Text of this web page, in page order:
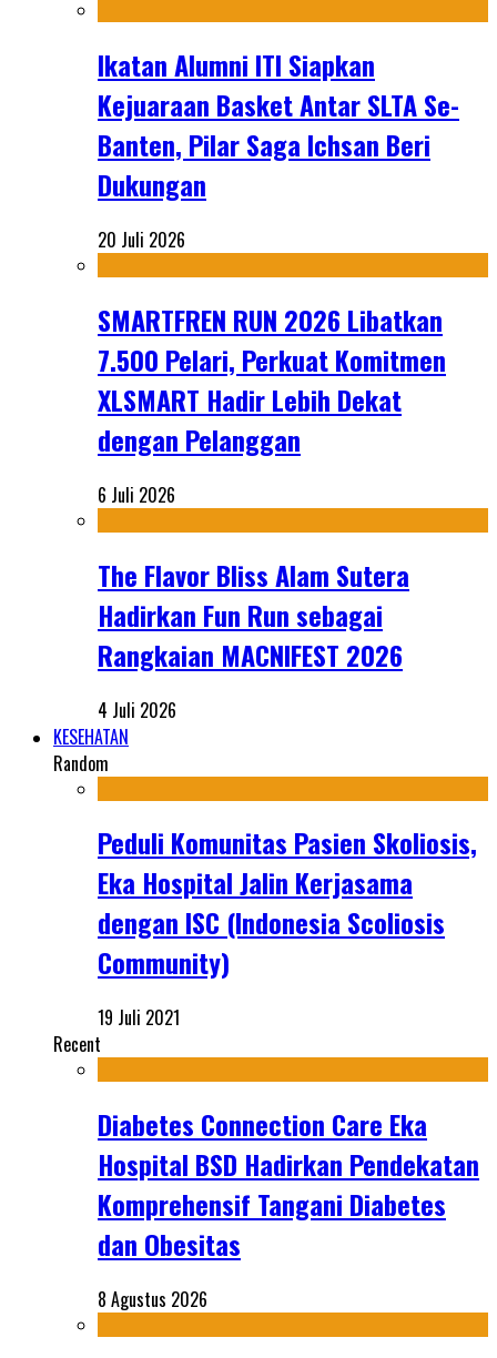
Ikatan Alumni ITI Siapkan
Kejuaraan Basket Antar SLTA Se-
Banten, Pilar Saga Ichsan Beri
Dukungan
20 Juli 2026
SMARTFREN RUN 2026 Libatkan
7.500 Pelari, Perkuat Komitmen
XLSMART Hadir Lebih Dekat
dengan Pelanggan
6 Juli 2026
The Flavor Bliss Alam Sutera
Hadirkan Fun Run sebagai
Rangkaian MACNIFEST 2026
4 Juli 2026
KESEHATAN
Random
Peduli Komunitas Pasien Skoliosis,
Eka Hospital Jalin Kerjasama
dengan ISC (Indonesia Scoliosis
Community)
19 Juli 2021
Recent
Diabetes Connection Care Eka
Hospital BSD Hadirkan Pendekatan
Komprehensif Tangani Diabetes
dan Obesitas
8 Agustus 2026